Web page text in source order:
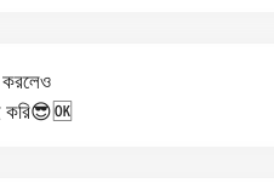
করলেও
করি😎🆗